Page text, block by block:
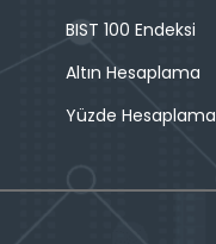
BIST 100 Endeksi
Altın Hesaplama
Yüzde Hesaplama